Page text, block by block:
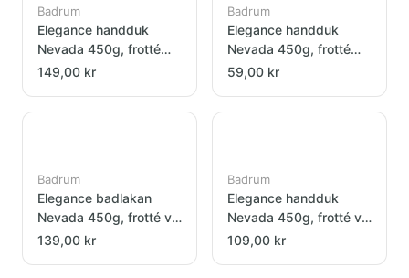
Badrum
Elegance handduk
Nevada 450g, frotté
grå 70x140cm
149,00 kr
Badrum
Elegance handduk
Nevada 450g, frotté
grå 50x70cm
59,00 kr
Badrum
Elegance badlakan
Nevada 450g, frotté vit
100x150cm
139,00 kr
Badrum
Elegance handduk
Nevada 450g, frotté vit
70x140cm
109,00 kr